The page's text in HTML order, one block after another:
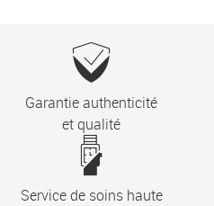
Garantie authenticité
et qualité
Service de soins haute